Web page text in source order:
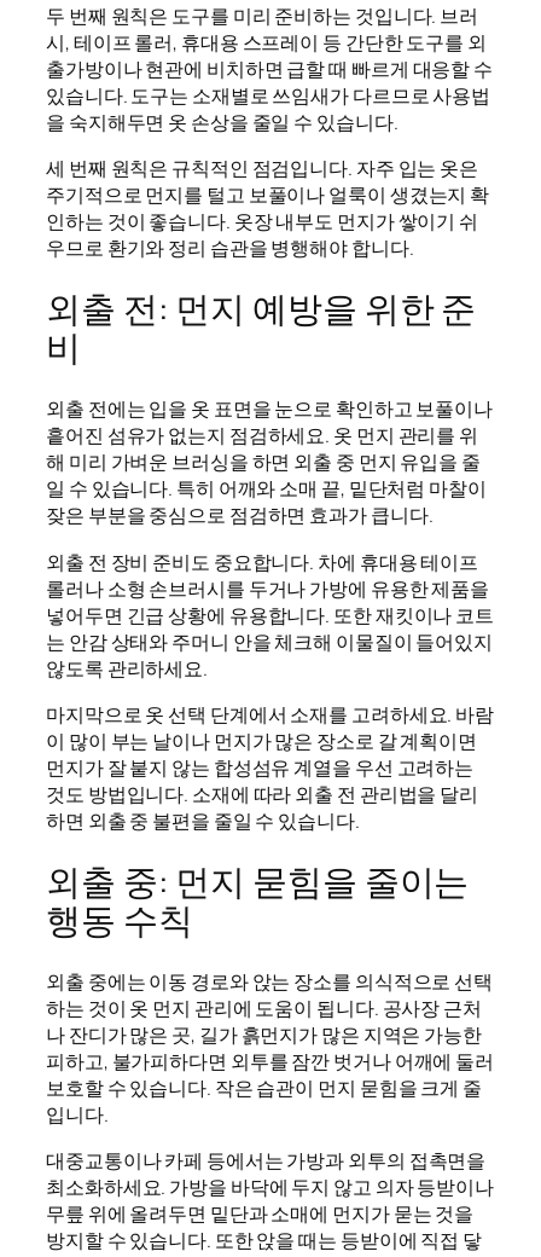
두 번째 원칙은 도구를 미리 준비하는 것입니다. 브러
시, 테이프 롤러, 휴대용 스프레이 등 간단한 도구를 외
출가방이나 현관에 비치하면 급할 때 빠르게 대응할 수
있습니다. 도구는 소재별로 쓰임새가 다르므로 사용법
을 숙지해두면 옷 손상을 줄일 수 있습니다.
세 번째 원칙은 규칙적인 점검입니다. 자주 입는 옷은
주기적으로 먼지를 털고 보풀이나 얼룩이 생겼는지 확
인하는 것이 좋습니다. 옷장 내부도 먼지가 쌓이기 쉬
우므로 환기와 정리 습관을 병행해야 합니다.
외출 전: 먼지 예방을 위한 준
비
외출 전에는 입을 옷 표면을 눈으로 확인하고 보풀이나
흩어진 섬유가 없는지 점검하세요. 옷 먼지 관리를 위
해 미리 가벼운 브러싱을 하면 외출 중 먼지 유입을 줄
일 수 있습니다. 특히 어깨와 소매 끝, 밑단처럼 마찰이
잦은 부분을 중심으로 점검하면 효과가 큽니다.
외출 전 장비 준비도 중요합니다. 차에 휴대용 테이프
롤러나 소형 손브러시를 두거나 가방에 유용한 제품을
넣어두면 긴급 상황에 유용합니다. 또한 재킷이나 코트
는 안감 상태와 주머니 안을 체크해 이물질이 들어있지
않도록 관리하세요.
마지막으로 옷 선택 단계에서 소재를 고려하세요. 바람
이 많이 부는 날이나 먼지가 많은 장소로 갈 계획이면
먼지가 잘 붙지 않는 합성섬유 계열을 우선 고려하는
것도 방법입니다. 소재에 따라 외출 전 관리법을 달리
하면 외출 중 불편을 줄일 수 있습니다.
외출 중: 먼지 묻힘을 줄이는
행동 수칙
외출 중에는 이동 경로와 앉는 장소를 의식적으로 선택
하는 것이 옷 먼지 관리에 도움이 됩니다. 공사장 근처
나 잔디가 많은 곳, 길가 흙먼지가 많은 지역은 가능한
피하고, 불가피하다면 외투를 잠깐 벗거나 어깨에 둘러
보호할 수 있습니다. 작은 습관이 먼지 묻힘을 크게 줄
입니다.
대중교통이나 카페 등에서는 가방과 외투의 접촉면을
최소화하세요. 가방을 바닥에 두지 않고 의자 등받이나
무릎 위에 올려두면 밑단과 소매에 먼지가 묻는 것을
방지할 수 있습니다. 또한 앉을 때는 등받이에 직접 닿